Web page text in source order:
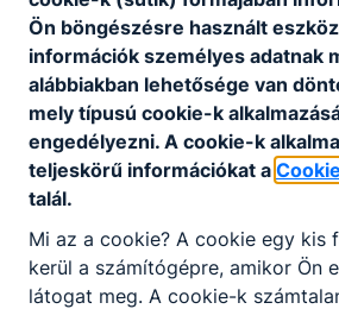
2026.
jún. 8.
Csonka János
Technikum
Partnereink
Ön böngészésre használt
információk személyes adatnak
alábbiakban lehetősége van
mely típusú cookie-k
engedélyezni. A cookie-k
teljeskörű információkat a
talál.
Mi az a cookie? A cookie egy kis
kerül a számítógépre, amikor Ön
látogat meg. A cookie-k